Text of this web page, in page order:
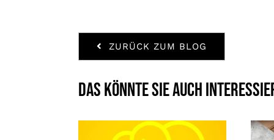
ZURÜCK ZUM BLOG
Das könnte Sie auch